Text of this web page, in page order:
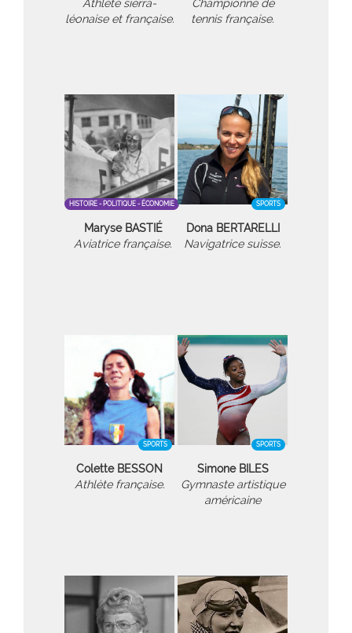
Athlète sierra-
léonaise et française.
Championne de
tennis française.
HISTOIRE - POLITIQUE - ÉCONOMIE
Maryse BASTIÉ
Aviatrice française.
SPORTS
Dona BERTARELLI
Navigatrice suisse.
SPORTS
Colette BESSON
Athlète française.
SPORTS
Simone BILES
Gymnaste artistique
américaine